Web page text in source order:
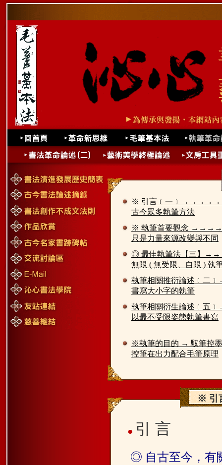
※ 引言﹝一
古今眾多執筆方法
※ 執筆首要觀念
只是力量來源改變與不同
◎ 最佳執筆法【三】
無限 ( 無受限、自限 ) 執
執筆相關推衍論述﹝二
書寫大小字的執筆
執筆相關衍生論述﹝五
以最不受限姿態執筆書寫
※執筆的目的 → 馭筆控
控筆在出力配合毛筆原理
※ 引
● 引 言
◎ 自古至今，